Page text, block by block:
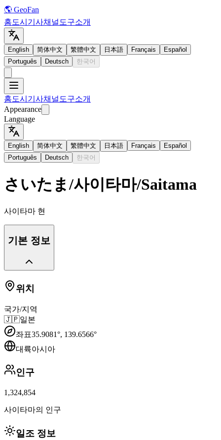
🌎 GeoFan
홈도시 기사채널 도구소개
English 简体中文 繁體中文 日本語 Français
Español
Português
Deutsch 한국어
홈도시 기사채널 도구소개
Appearance
Language
English 简体中文 繁體中文 日本語 Français
Español
Português
Deutsch 한국어
さいたま/사이타마/Saitama
사이타마 현
기본 정보
위치
국가/지역
🇯🇵일본
좌표35.9081°, 139.6566°
대륙아시아
인구
1,324,854
사이타마의 인구
일조 정보